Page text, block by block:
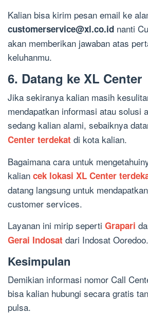
Kalian bisa kirim pesan email ke
customerservice@xl.co.id nanti
akan memberikan jawaban atas
keluhanmu.
6. Datang ke XL Center
Jika sekiranya kalian masih
mendapatkan informasi atau solusi
sedang kalian alami, sebaiknya
Center terdekat di kota kalian.
Bagaimana cara untuk
kalian cek lokasi XL Center
datang langsung untuk
customer services.
Layanan ini mirip seperti Grapari
Gerai Indosat dari Indosat Ooredoo.
Kesimpulan
Demikian informasi nomor Call
bisa kalian hubungi secara gratis
pulsa.